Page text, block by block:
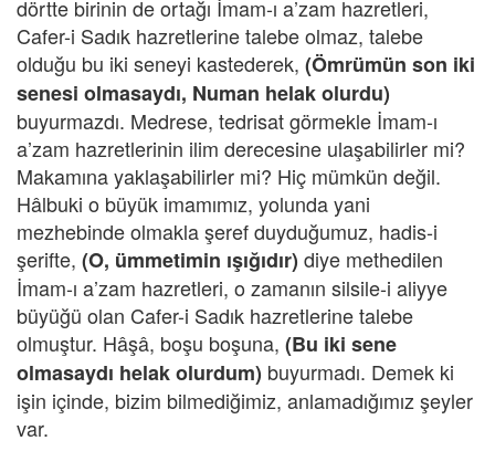
dörtte birinin de ortağı İmam-ı a’zam hazretleri,
Cafer-i Sadık hazretlerine talebe olmaz, talebe
olduğu bu iki seneyi kastederek, (Ömrümün son iki
senesi olmasaydı, Numan helak olurdu)
buyurmazdı. Medrese, tedrisat görmekle İmam-ı
a’zam hazretlerinin ilim derecesine ulaşabilirler mi?
Makamına yaklaşabilirler mi? Hiç mümkün değil.
Hâlbuki o büyük imamımız, yolunda yani
mezhebinde olmakla şeref duyduğumuz, hadis-i
şerifte, (O, ümmetimin ışığıdır) diye methedilen
İmam-ı a’zam hazretleri, o zamanın silsile-i aliyye
büyüğü olan Cafer-i Sadık hazretlerine talebe
olmuştur. Hâşâ, boşu boşuna, (Bu iki sene
olmasaydı helak olurdum) buyurmadı. Demek ki
işin içinde, bizim bilmediğimiz, anlamadığımız şeyler
var.